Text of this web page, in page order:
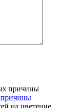
причины